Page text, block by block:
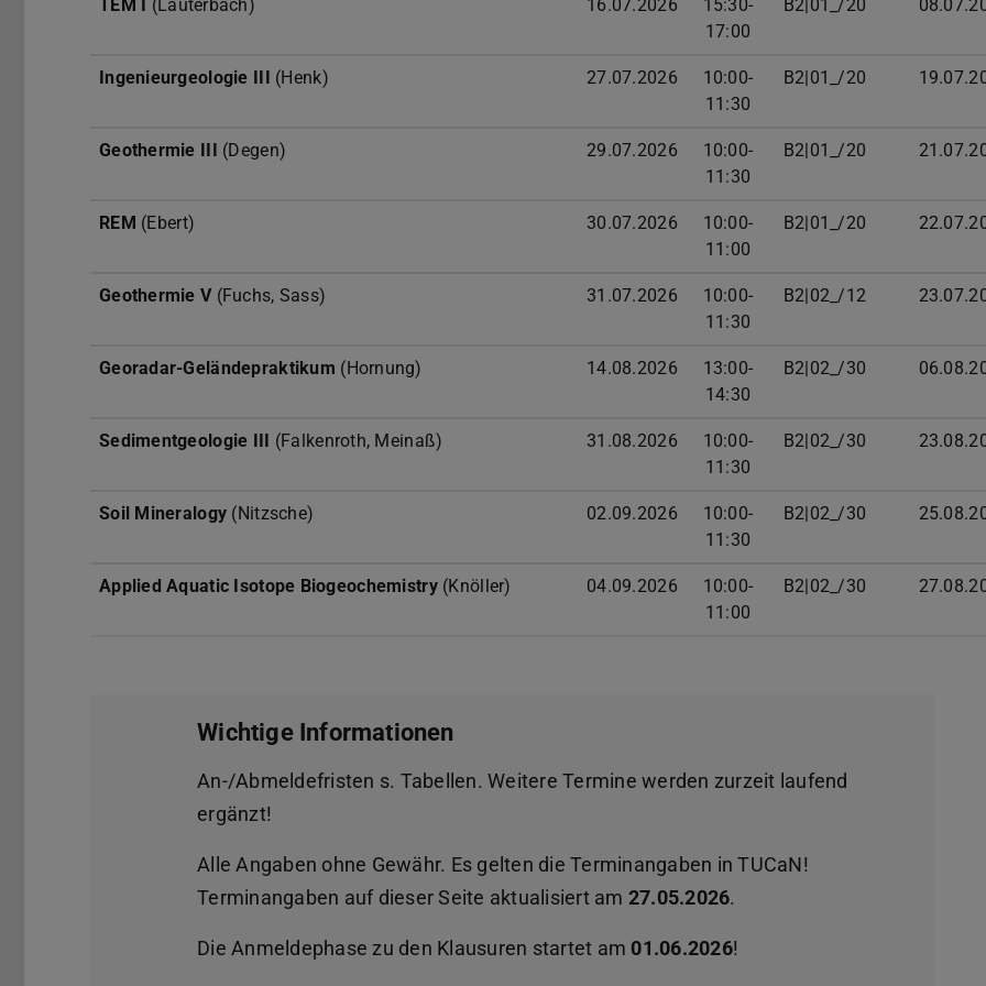
TEM I (Lauterbach) 16.07.2026
15:30-
17:00
B2|01_/20
Ingenieurgeologie III (Henk) 27.07.2026
10:00-
11:30
B2|01_/20
Geothermie III (Degen) 29.07.2026
10:00-
11:30
B2|01_/20
REM (Ebert) 30.07.2026
10:00-
11:00
B2|01_/20
Geothermie V(Fuchs, Sass) 31.07.2026
10:00-
11:30
B2|02_/12
Georadar-Geländepraktikum (Hornung) 14.08.2026
13:00-
14:30
B2|02_/30
Sedimentgeologie III (Falkenroth, Meinaß) 31.08.2026
10:00-
11:30
B2|02_/30
Soil Mineralogy (Nitzsche) 02.09.2026
10:00-
11:30
B2|02_/30
Applied Aquatic Isotope Biogeochemistry(Knöller) 04.09.2026
10:00-
11:00
B2|02_/30
Wichtige Informationen
An-/Abmeldefristen s. Tabellen. Weitere Termine werden zurzeit laufend
ergänzt!
Alle Angaben ohne Gewähr. Es gelten die Terminangaben in TUCaN!
Terminangaben auf dieser Seite aktualisiert am 27.05.2026.
Die Anmeldephase zu den Klausuren startet am 01.06.2026!